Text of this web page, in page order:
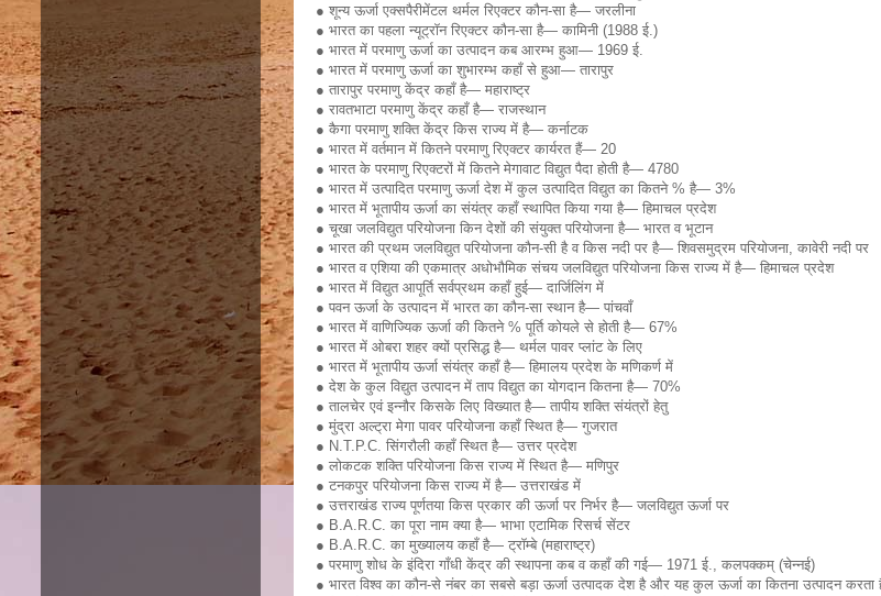
● शून्य ऊर्जा एक्सपैरीमेंटल थर्मल रिएक्टर कौन-सा है— जरलीना
● भारत का पहला न्यूट्रॉन रिएक्टर कौन-सा है— कामिनी (1988 ई.)
● भारत में परमाणु ऊर्जा का उत्पादन कब आरम्भ हुआ— 1969 ई.
● भारत में परमाणु ऊर्जा का शुभारम्भ कहाँ से हुआ— तारापुर
● तारापुर परमाणु केंद्र कहाँ है— महाराष्ट्र
● रावतभाटा परमाणु केंद्र कहाँ है— राजस्थान
● कैगा परमाणु शक्ति केंद्र किस राज्य में है— कर्नाटक
● भारत में वर्तमान में कितने परमाणु रिएक्टर कार्यरत हैं— 20
● भारत के परमाणु रिएक्टरों में कितने मेगावाट विद्युत पैदा होती है— 4780
● भारत में उत्पादित परमाणु ऊर्जा देश में कुल उत्पादित विद्युत का कितने % है— 3%
● भारत में भूतापीय ऊर्जा का संयंत्र कहाँ स्थापित किया गया है— हिमाचल प्रदेश
● चूखा जलविद्युत परियोजना किन देशों की संयुक्त परियोजना है— भारत व भूटान
● भारत की प्रथम जलविद्युत परियोजना कौन-सी है व किस नदी पर है— शिवसमुद्रम परियोजना, कावेरी नदी पर
● भारत व एशिया की एकमात्र अधोभौमिक संचय जलविद्युत परियोजना किस राज्य में है— हिमाचल प्रदेश
● भारत में विद्युत आपूर्ति सर्वप्रथम कहाँ हुई— दार्जिलिंग में
● पवन ऊर्जा के उत्पादन में भारत का कौन-सा स्थान है— पांचवाँ
● भारत में वाणिज्यिक ऊर्जा की कितने % पूर्ति कोयले से होती है— 67%
● भारत में ओबरा शहर क्यों प्रसिद्ध है— थर्मल पावर प्लांट के लिए
● भारत में भूतापीय ऊर्जा संयंत्र कहाँ है— हिमालय प्रदेश के मणिकर्ण में
● देश के कुल विद्युत उत्पादन में ताप विद्युत का योगदान कितना है— 70%
● तालचेर एवं इन्नौर किसके लिए विख्यात है— तापीय शक्ति संयंत्रों हेतु
● मुंद्रा अल्ट्रा मेगा पावर परियोजना कहाँ स्थित है— गुजरात
● N.T.P.C. सिंगरौली कहाँ स्थित है— उत्तर प्रदेश
● लोकटक शक्ति परियोजना किस राज्य में स्थित है— मणिपुर
● टनकपुर परियोजना किस राज्य में है— उत्तराखंड में
● उत्तराखंड राज्य पूर्णतया किस प्रकार की ऊर्जा पर निर्भर है— जलविद्युत ऊर्जा पर
● B.A.R.C. का पूरा नाम क्या है— भाभा एटामिक रिसर्च सेंटर
● B.A.R.C. का मुख्यालय कहाँ है— ट्रॉम्बे (महाराष्ट्र)
● परमाणु शोध के इंदिरा गाँधी केंद्र की स्थापना कब व कहाँ की गई— 1971 ई., कलपक्कम् (चेन्नई)
● भारत विश्व का कौन-से नंबर का सबसे बड़ा ऊर्जा उत्पादक देश है और यह कुल ऊर्जा का कितना उत्पादन